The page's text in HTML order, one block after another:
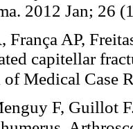
2012 Jan; 26
França AP,
capitellar
Medical Case
F, Guillot